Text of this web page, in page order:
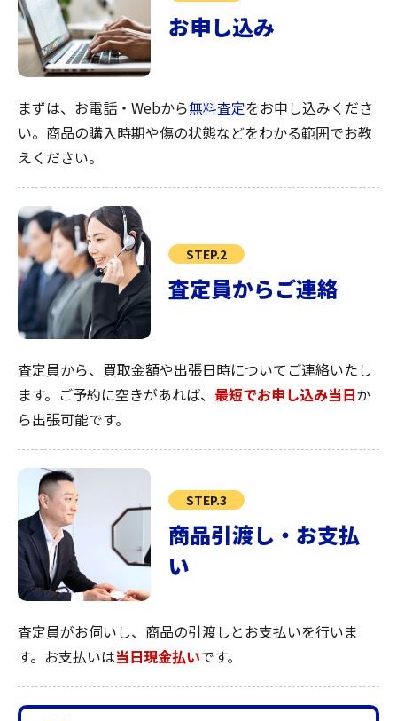
お申し込み
まずは、お電話・Webから無料査定をお申し込みくださ
い。商品の購入時期や傷の状態などをわかる範囲でお教
えください。
STEP.2
査定員からご連絡
査定員から、買取金額や出張日時についてご連絡いたし
ます。ご予約に空きがあれば、 最短でお申し込み当日か
ら出張可能です。
STEP.3
商品引渡し・お支払
い
査定員がお伺いし、商品の引渡しとお支払いを行いま
す。お支払いは当日現金払いです。